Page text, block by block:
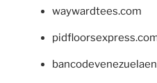
waywardtees.com